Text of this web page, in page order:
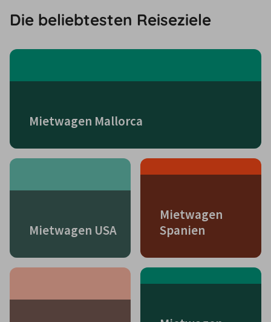
Die beliebtesten Reiseziele
Mietwagen Mallorca
Mietwagen USA
Mietwagen
Spanien